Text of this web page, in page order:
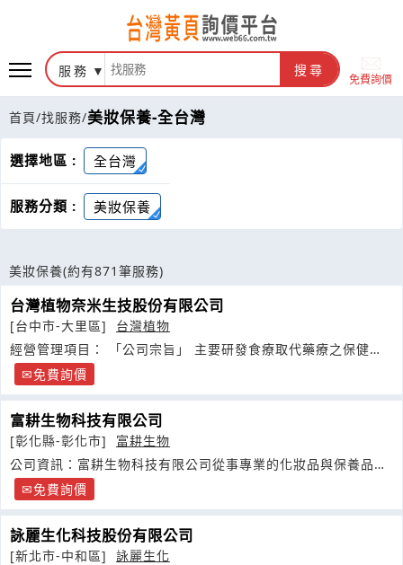
服務 搜尋
免費詢價
首頁/找服務/美妝保養-全台灣
選擇地區 : 全台灣
服務分類 : 美妝保養
美妝保養(約有871筆服務)
台灣植物奈米生技股份有限公司
[台中市-大里區]
台灣植物
經營管理項目： 「公司宗旨」 主要研發食療取代藥療之保健食
品，免費詢價
富耕生物科技有限公司
[彰化縣-彰化市]
富耕生物
公司資訊：富耕生物科技有限公司從事專業的化妝品與保養品研
發製造免費詢價
詠麗生化科技股份有限公司
[新北市-中和區]
詠麗生化